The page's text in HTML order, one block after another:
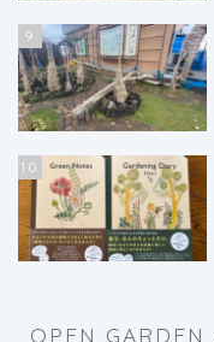
9
10
OPEN